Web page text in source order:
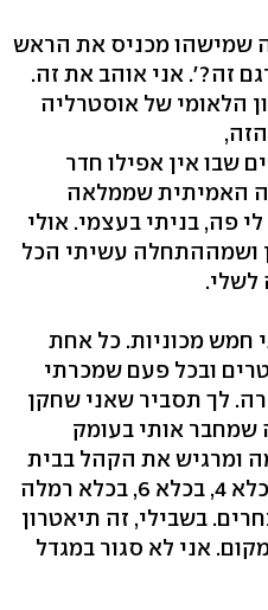
שמישהו מכניס את הראש
זה?'. אני אוהב את זה.
הלאומי של אוסטרליה
שבו אין אפילו חדר
האמיתית שממלאה
פה, בניתי בעצמי. אולי
ושמההתחלה עשיתי הכל
לשלי.
חמש מכוניות. כל אחת
קילומטרים ובכל פעם שמכרתי
לך תסביר שאני שחקן
שמחבר אותי בעומק
ומרגיש את הקהל בבית
כנסת, באוהל בכפר דרוזי, בכלא 4, בכלא 6, בכלא רמלה
בשבילי, זה תיאטרון
אני לא סגור במגדל